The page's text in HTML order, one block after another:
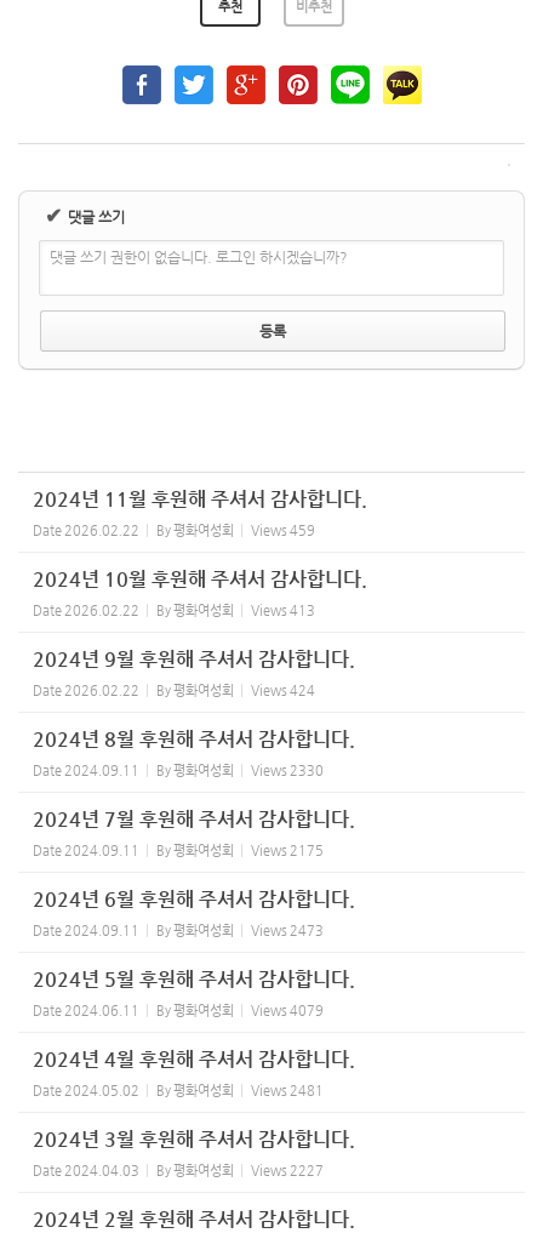
추천 비추천
✔ 댓글 쓰기
댓글 쓰기 권한이 없습니다. 로그인 하시겠습니까?
2024년 11월 후원해 주셔서 감사합니다.
Date 2026.02.22 By평화여성회 Views 459
2024년 10월 후원해 주셔서 감사합니다.
Date 2026.02.22 By평화여성회 Views 413
2024년 9월 후원해 주셔서 감사합니다.
Date 2026.02.22 By평화여성회 Views 424
2024년 8월 후원해 주셔서 감사합니다.
Date 2024.09.11 By평화여성회 Views 2330
2024년 7월 후원해 주셔서 감사합니다.
Date 2024.09.11 By평화여성회 Views 2175
2024년 6월 후원해 주셔서 감사합니다.
Date 2024.09.11 By평화여성회 Views 2473
2024년 5월 후원해 주셔서 감사합니다.
Date 2024.06.11 By평화여성회 Views 4079
2024년 4월 후원해 주셔서 감사합니다.
Date 2024.05.02 By평화여성회 Views 2481
2024년 3월 후원해 주셔서 감사합니다.
Date 2024.04.03 By평화여성회 Views 2227
2024년 2월 후원해 주셔서 감사합니다.